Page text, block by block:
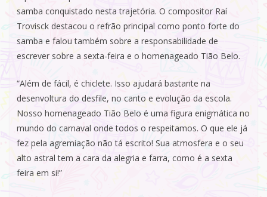
samba conquistado nesta trajetória. O compositor Raí
Trovisck destacou o refrão principal como ponto forte do
samba e falou também sobre a responsabilidade de
escrever sobre a sexta-feira e o homenageado Tião Belo.
“Além de fácil, é chiclete. Isso ajudará bastante na
desenvoltura do desfile, no canto e evolução da escola.
Nosso homenageado Tião Belo é uma figura enigmática no
mundo do carnaval onde todos o respeitamos. O que ele já
fez pela agremiação não tá escrito! Sua atmosfera e o seu
alto astral tem a cara da alegria e farra, como é a sexta
feira em si!”